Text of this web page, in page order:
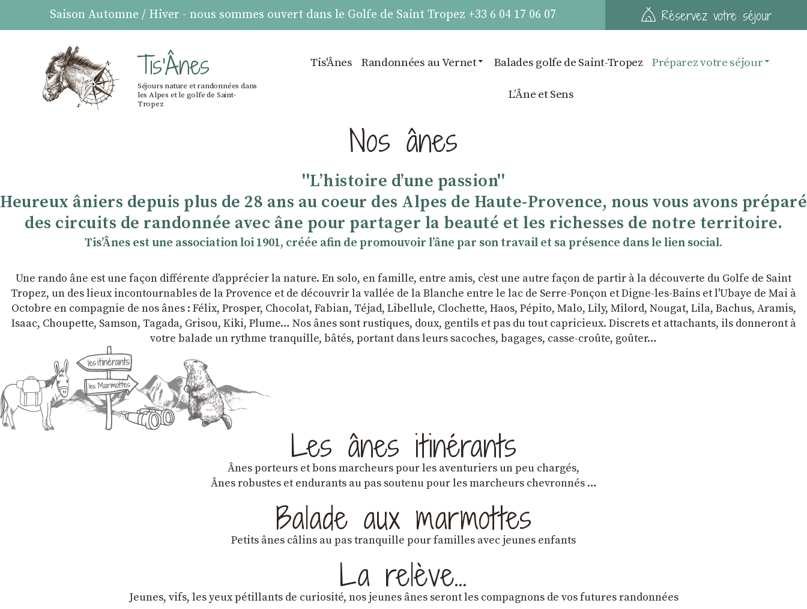
Saison Automne / Hiver - nous sommes ouvert dans le Golfe de Saint Tropez +33 6 04 17 06 07 Réservez votre séjour
Tis'Ânes
Séjours nature et randonnées dans
les Alpes et le golfe de Saint-
Tropez
Tis'Ânes Randonnées au Vernet Balades golfe de Saint-Tropez Préparez votre séjour
LʼÂne et Sens
Nos ânes
''Lʼhistoire dʼune passion''
Heureux âniers depuis plus de 28 ans au coeur des Alpes de Haute-Provence, nous vous avons préparé
des circuits de randonnée avec âne pour partager la beauté et les richesses de notre territoire.
TisʼÂnes est une association loi 1901, créée afin de promouvoir lʼâne par son travail et sa présence dans le lien social.
Une rando âne est une façon différente d'apprécier la nature. En solo, en famille, entre amis, cʼest une autre façon de partir à la découverte du Golfe de Saint
Tropez, un des lieux incontournables de la Provence et de découvrir la vallée de la Blanche entre le lac de Serre-Ponçon et Digne-les-Bains et l'Ubaye de Mai à
Octobre en compagnie de nos ânes : Félix, Prosper, Chocolat, Fabian, Téjad, Libellule, Clochette, Haos, Pépito, Malo, Lily, Milord, Nougat, Lila, Bachus, Aramis,
Isaac, Choupette, Samson, Tagada, Grisou, Kiki, Plume… Nos ânes sont rustiques, doux, gentils et pas du tout capricieux. Discrets et attachants, ils donneront à
votre balade un rythme tranquille, bâtés, portant dans leurs sacoches, bagages, casse-croûte, goûter…
Les ânes itinérants
Ânes porteurs et bons marcheurs pour les aventuriers un peu chargés,
Ânes robustes et endurants au pas soutenu pour les marcheurs chevronnés …
Balade aux marmottes
Petits ânes câlins au pas tranquille pour familles avec jeunes enfants
La relève…
Jeunes, vifs, les yeux pétillants de curiosité, nos jeunes ânes seront les compagnons de vos futures randonnées